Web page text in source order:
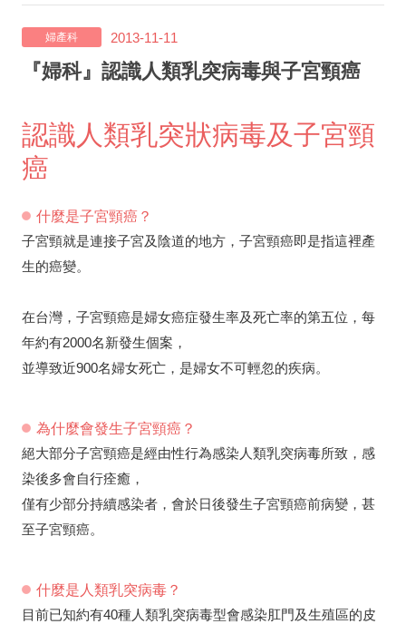
婦產科 2013-11-11
『婦科』認識人類乳突病毒與子宮頸癌
認識人類乳突狀病毒及子宮頸
癌
什麼是子宮頸癌？
子宮頸就是連接子宮及陰道的地方，子宮頸癌即是指這裡產
生的癌變。
在台灣，子宮頸癌是婦女癌症發生率及死亡率的第五位，每
年約有2000名新發生個案，
並導致近900名婦女死亡，是婦女不可輕忽的疾病。
為什麼會發生子宮頸癌？
絕大部分子宮頸癌是經由性行為感染人類乳突病毒所致，感
染後多會自行痊癒，
僅有少部分持續感染者，會於日後發生子宮頸癌前病變，甚
至子宮頸癌。
什麼是人類乳突病毒？
目前已知約有40種人類乳突病毒型會感染肛門及生殖區的皮